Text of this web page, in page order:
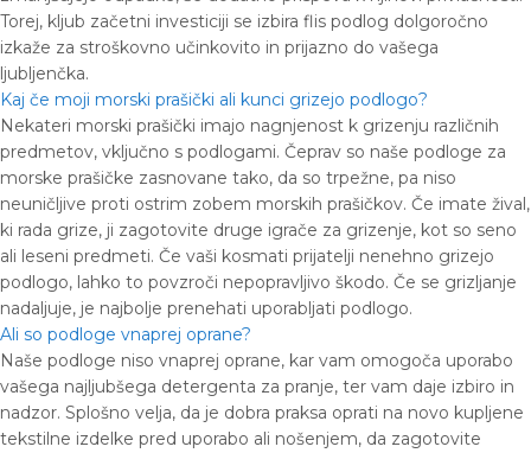
Torej, kljub začetni investiciji se izbira flis podlog dolgoročno
izkaže za stroškovno učinkovito in prijazno do vašega
ljubljenčka.
Kaj če moji morski prašički ali kunci grizejo podlogo?
Nekateri morski prašički imajo nagnjenost k grizenju različnih
predmetov, vključno s podlogami. Čeprav so naše podloge za
morske prašičke zasnovane tako, da so trpežne, pa niso
neuničljive proti ostrim zobem morskih prašičkov. Če imate žival,
ki rada grize, ji zagotovite druge igrače za grizenje, kot so seno
ali leseni predmeti. Če vaši kosmati prijatelji nenehno grizejo
podlogo, lahko to povzroči nepopravljivo škodo. Če se grizljanje
nadaljuje, je najbolje prenehati uporabljati podlogo.
Ali so podloge vnaprej oprane?
Naše podloge niso vnaprej oprane, kar vam omogoča uporabo
vašega najljubšega detergenta za pranje, ter vam daje izbiro in
nadzor. Splošno velja, da je dobra praksa oprati na novo kupljene
tekstilne izdelke pred uporabo ali nošenjem, da zagotovite